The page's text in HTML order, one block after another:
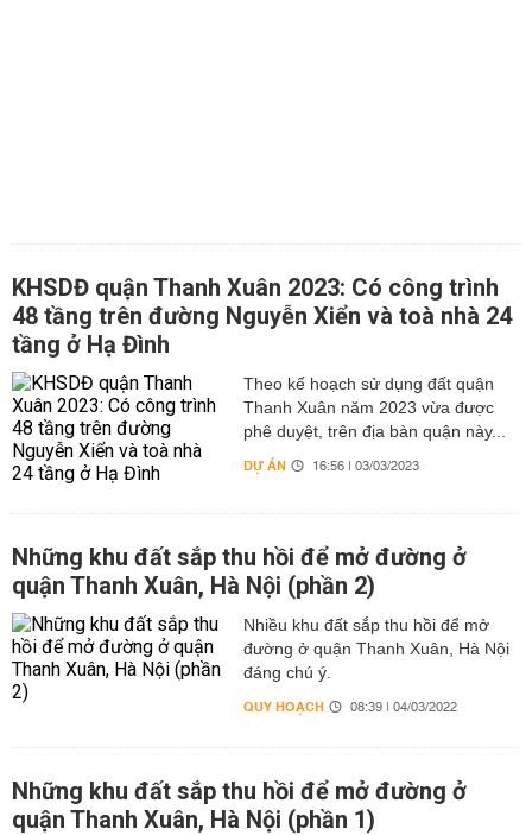
KHSDĐ quận Thanh Xuân 2023: Có công trình
48 tầng trên đường Nguyễn Xiển và toà nhà 24
tầng ở Hạ Đình
Theo kế hoạch sử dụng đất quận
Thanh Xuân năm 2023 vừa được
phê duyệt, trên địa bàn quận này...
DỰ ÁN 16:56 | 03/03/2023
Những khu đất sắp thu hồi để mở đường ở
quận Thanh Xuân, Hà Nội (phần 2)
Nhiều khu đất sắp thu hồi để mở
đường ở quận Thanh Xuân, Hà Nội
đáng chú ý.
QUY HOẠCH 08:39 | 04/03/2022
Những khu đất sắp thu hồi để mở đường ở
quận Thanh Xuân, Hà Nội (phần 1)